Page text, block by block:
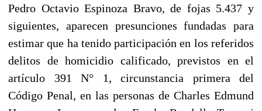
Pedro Octavio Espinoza Bravo, de fojas 5.437 y
siguientes, aparecen presunciones fundadas para
estimar que ha tenido participación en los referidos
delitos de homicidio calificado, previstos en el
artículo 391 N° 1, circunstancia primera del
Código Penal, en las personas de Charles Edmund